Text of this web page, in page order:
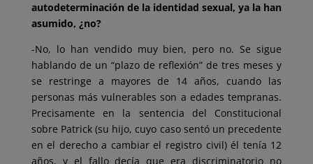
autodeterminación de la identidad sexual, ya la han
asumido, ¿no?
-No, lo han vendido muy bien, pero no. Se sigue
hablando de un “plazo de reflexión” de tres meses y
se restringe a mayores de 14 años, cuando las
personas más vulnerables son a edades tempranas.
Precisamente en la sentencia del Constitucional
sobre Patrick (su hijo, cuyo caso sentó un precedente
en el derecho a cambiar el registro civil) él tenía 12
años, y el fallo decía que era discriminatorio no